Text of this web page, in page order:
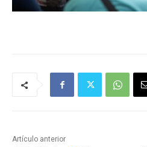
Artículo anterior